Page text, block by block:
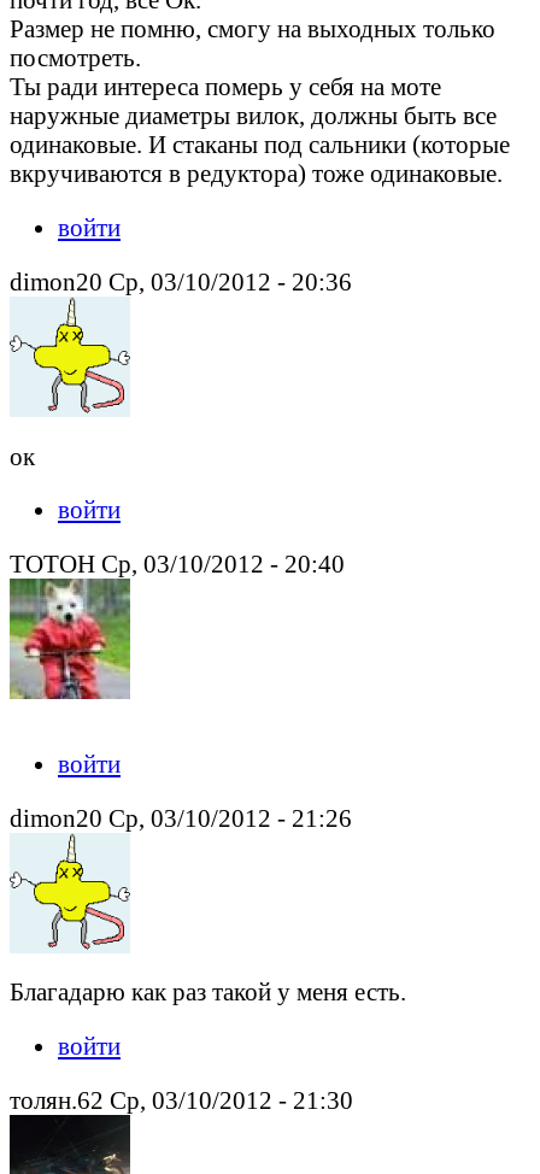
Размер не помню, смогу на выходных только
посмотреть.
Ты ради интереса померь у себя на моте
наружные диаметры вилок, должны быть все
одинаковые. И стаканы под сальники (которые
вкручиваются в редуктора) тоже одинаковые.
войти
dimon20 Ср, 03/10/2012 - 20:36
ок
войти
TOTOH Ср, 03/10/2012 - 20:40
войти
dimon20 Ср, 03/10/2012 - 21:26
Благадарю как раз такой у меня есть.
войти
толян.62 Ср, 03/10/2012 - 21:30